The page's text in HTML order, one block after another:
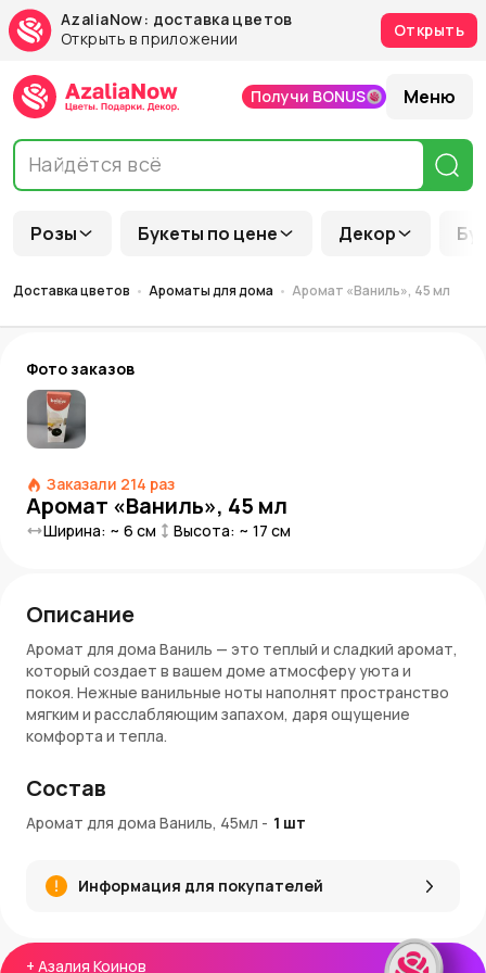
AzaliaNow: доставка цветов
Открыть в приложении
Открыть
Розы Букеты по цене Декор
Получи BONUS Меню
Доставка цветов Ароматы для дома Аромат «Ваниль», 45 мл
Фото заказов
Заказали 214 раз
Аромат «Ваниль», 45 мл
Ширина: ~ 6 см Высота: ~ 17 см
+ Азалия Коинов
Описание
Аромат для дома Ваниль — это теплый и сладкий аромат,
который создает в вашем доме атмосферу уюта и
покоя. Нежные ванильные ноты наполнят пространство
мягким и расслабляющим запахом, даря ощущение
комфорта и тепла.
и палочки, входящие в комплект вашего набора.
Вскройте упаковку и извлеките флакон с жидкостью и
Снимите крышку с флакона.
Аккуратно вставьте ротанговые палочки во флакон,
Состав
Аромат для дома Ваниль, 45мл - 1 шт
Информация для покупателей